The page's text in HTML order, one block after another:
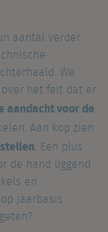
aantal verder
We
het feit dat er
aandacht voor de
Aan kop zien
. Een plus
de hand liggend
en
jaarbasis.